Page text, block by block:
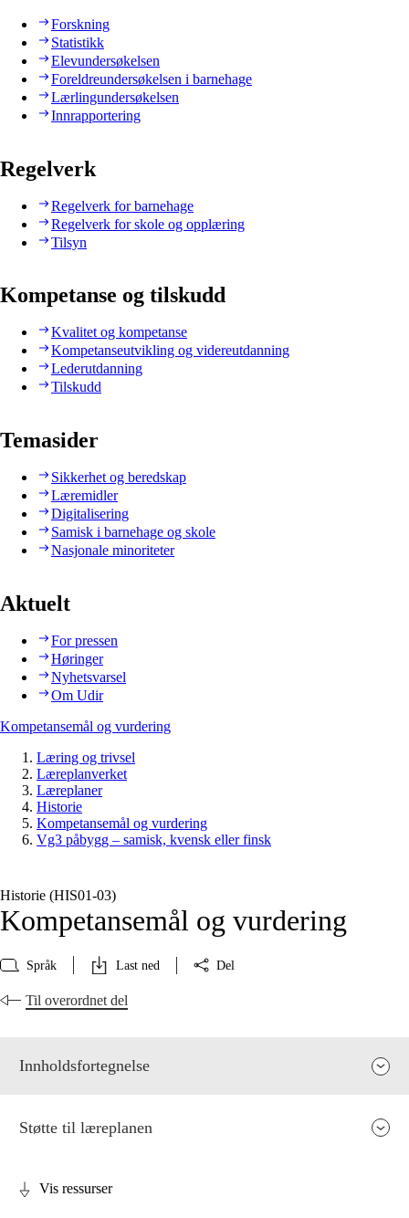
Forskning
Statistikk
Elevundersøkelsen
Foreldreundersøkelsen i barnehage
Lærlingundersøkelsen
Innrapportering
Regelverk
Regelverk for barnehage
Regelverk for skole og opplæring
Tilsyn
Kompetanse og tilskudd
Kvalitet og kompetanse
Kompetanseutvikling og videreutdanning
Lederutdanning
Tilskudd
Temasider
Sikkerhet og beredskap
Læremidler
Digitalisering
Samisk i barnehage og skole
Nasjonale minoriteter
Aktuelt
For pressen
Høringer
Nyhetsvarsel
Om Udir
Kompetansemål og vurdering
Læring og trivsel
Læreplanverket
Læreplaner
Historie
Kompetansemål og vurdering
Vg3 påbygg – samisk, kvensk eller finsk
Historie (HIS01‑03)
Kompetansemål og vurdering
Språk Last ned Del
Til overordnet del
Innholdsfortegnelse
Støtte til læreplanen
Vis ressurser